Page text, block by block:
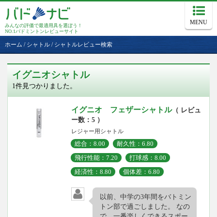
みんなの評価で最適用具を選ぼう！
NO.1バドミントンレビューサイト
MENU
ホーム / シャトル / シャトルレビュー検索
イグニオシャトル
1件見つかりました。
イグニオ フェザーシャトル（ レビュ
ー数：5 ）
レジャー用シャトル
総合：8.00
耐久性：6.80
飛行性能：7.20
打球感：8.00
経済性：8.80
個体差：6.80
以前、中学の3年間をバトミン
トン部で過ごしました。 なの